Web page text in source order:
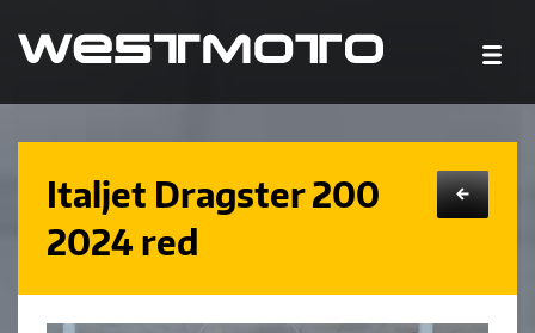
←
Italjet Dragster 200
2024 red